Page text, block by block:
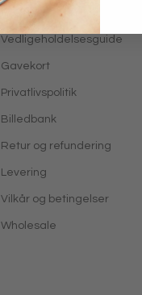
FAQ
Vedligeholdelsesguide
Gavekort
Privatlivspolitik
Billedbank
Retur og refundering
Levering
Vilkår og betingelser
Wholesale